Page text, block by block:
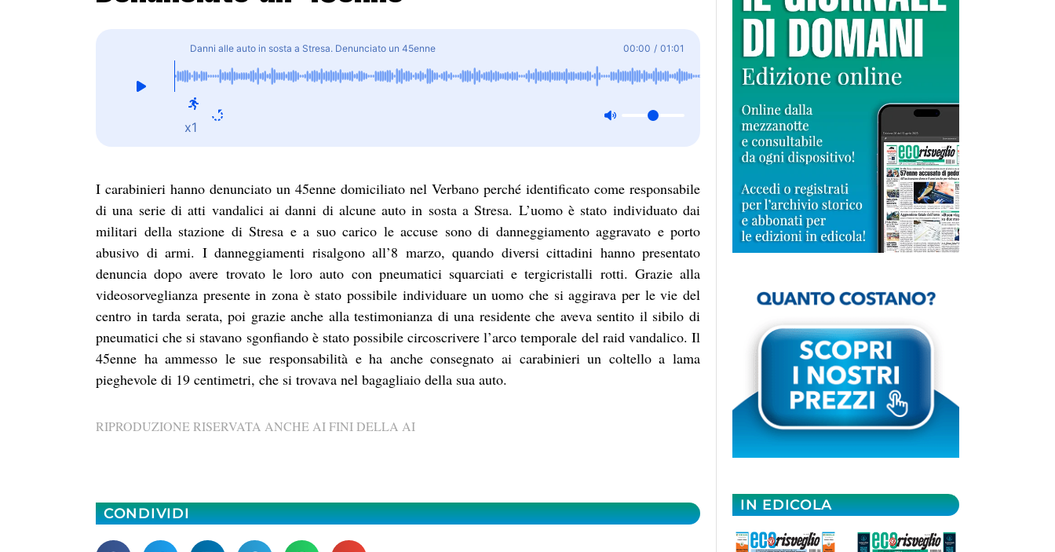
Danni alle auto in sosta a Stresa. Denunciato un 45enne 00:00 / 01:01
x1
I carabinieri hanno denunciato un 45enne domiciliato nel Verbano perché identificato come responsabile
di una serie di atti vandalici ai danni di alcune auto in sosta a Stresa. L’uomo è stato individuato dai
militari della stazione di Stresa e a suo carico le accuse sono di danneggiamento aggravato e porto
abusivo di armi. I danneggiamenti risalgono all’8 marzo, quando diversi cittadini hanno presentato
denuncia dopo avere trovato le loro auto con pneumatici squarciati e tergicristalli rotti. Grazie alla
videosorveglianza presente in zona è stato possibile individuare un uomo che si aggirava per le vie del
centro in tarda serata, poi grazie anche alla testimonianza di una residente che aveva sentito il sibilo di
pneumatici che si stavano sgonfiando è stato possibile circoscrivere l’arco temporale del raid vandalico. Il
45enne ha ammesso le sue responsabilità e ha anche consegnato ai carabinieri un coltello a lama
pieghevole di 19 centimetri, che si trovava nel bagagliaio della sua auto.
RIPRODUZIONE RISERVATA ANCHE AI FINI DELLA AI
CONDIVIDI IN EDICOLA